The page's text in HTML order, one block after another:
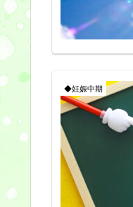
◆妊娠中期